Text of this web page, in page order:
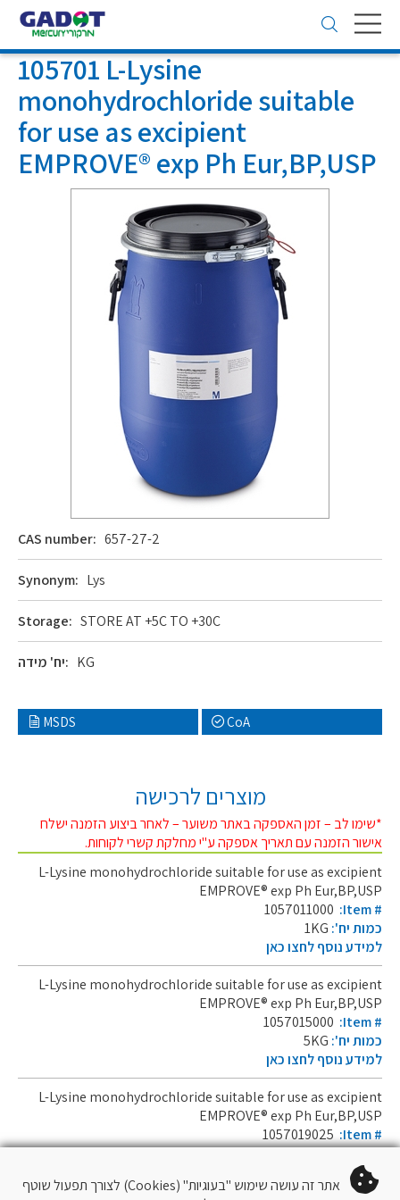
Toggle
navigation
105701 L-Lysine
monohydrochloride suitable
for use as excipient
EMPROVE® exp Ph Eur,BP,USP
CAS number: 657-27-2
Synonym: Lys
Storage: STORE AT +5C TO +30C
יח' מידה: KG
MSDS CoA
מוצרים לרכישה
*שימו לב – זמן האספקה באתר משוער – לאחר ביצוע הזמנה ישלח
אישור הזמנה עם תאריך אספקה ע"י מחלקת קשרי לקוחות.
L-Lysine monohydrochloride suitable for use as excipient
EMPROVE® exp Ph Eur,BP,USP
1057011000 :Item #
כמות יח':
למידע נוסף לחצו כאן
L-Lysine monohydrochloride suitable for use as excipient
EMPROVE® exp Ph Eur,BP,USP
1057015000 :Item #
כמות יח':
למידע נוסף לחצו כאן
L-Lysine monohydrochloride suitable for use as excipient
EMPROVE® exp Ph Eur,BP,USP
1057019025 :Item #
כמות יח':25KG
למידע נוסף לחצו כאן
אתר זה עושה שימוש "בעוגיות" (Cookies) לצורך תפעול שוטף